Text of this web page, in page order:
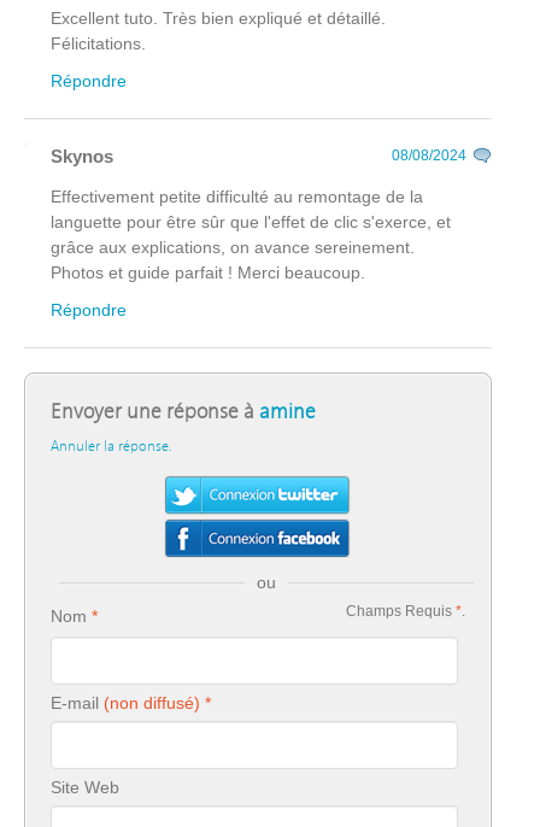
Excellent tuto. Très bien expliqué et détaillé.
Félicitations.
Répondre
Skynos 08/08/2024
Effectivement petite difficulté au remontage de la
languette pour être sûr que l'effet de clic s'exerce, et
grâce aux explications, on avance sereinement.
Photos et guide parfait ! Merci beaucoup.
Répondre
Envoyer une réponse à amine
Annuler la réponse.
ou
Champs Requis *.
Nom
E-mail
Site Web